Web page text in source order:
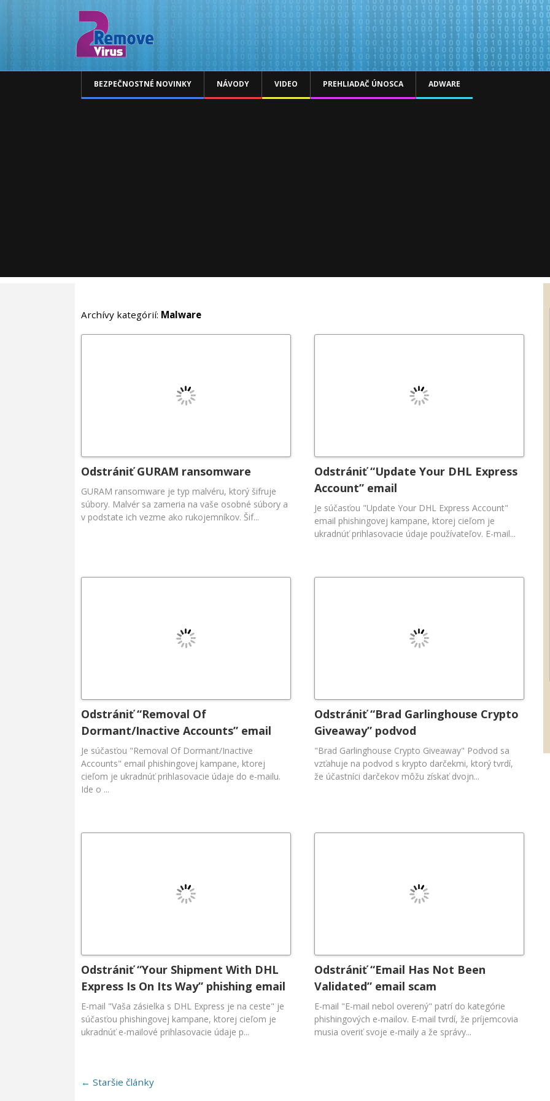
BEZPEČNOSTNÉ NOVINKY NÁVODY VIDEO PREHLIADAČ ÚNOSCA ADWARE
Archívy kategórií: Malware
Odstrániť GURAM ransomware
GURAM ransomware je typ malvéru, ktorý šifruje
súbory. Malvér sa zameria na vaše osobné súbory a
v podstate ich vezme ako rukojemníkov. Šif...
Odstrániť “Update Your DHL Express
Account” email
Je súčasťou "Update Your DHL Express Account"
email phishingovej kampane, ktorej cieľom je
ukradnúť prihlasovacie údaje používateľov. E-mail...
Odstrániť “Removal Of
Dormant/Inactive Accounts” email
Je súčasťou "Removal Of Dormant/Inactive
Accounts" email phishingovej kampane, ktorej
cieľom je ukradnúť prihlasovacie údaje do e-mailu.
Ide o ...
Odstrániť “Brad Garlinghouse Crypto
Giveaway” podvod
"Brad Garlinghouse Crypto Giveaway" Podvod sa
vzťahuje na podvod s krypto darčekmi, ktorý tvrdí,
že účastníci darčekov môžu získať dvojn...
Odstrániť “Your Shipment With DHL
Express Is On Its Way” phishing email
E-mail "Vaša zásielka s DHL Express je na ceste" je
súčasťou phishingovej kampane, ktorej cieľom je
ukradnúť e-mailové prihlasovacie údaje p...
Odstrániť “Email Has Not Been
Validated” email scam
E-mail "E-mail nebol overený" patrí do kategórie
phishingových e-mailov. E-mail tvrdí, že príjemcovia
musia overiť svoje e-maily a že správy...
← Staršie články